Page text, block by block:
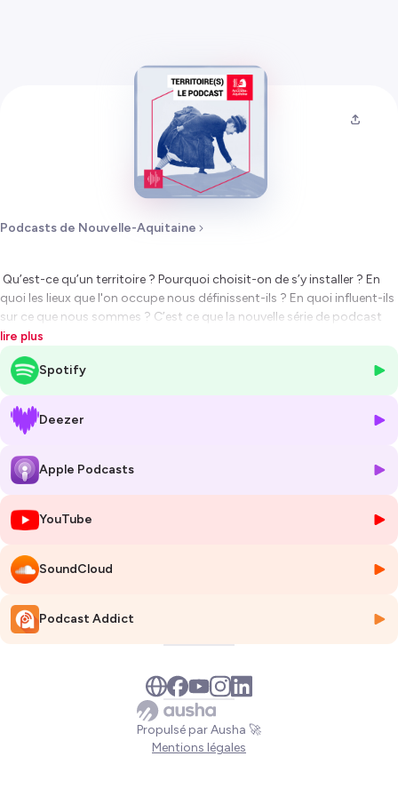
Podcasts de Nouvelle-Aquitaine
Qu’est-ce qu’un territoire ? Pourquoi choisit-on de s’y installer ? En
quoi les lieux que l'on occupe nous définissent-ils ? En quoi influent-ils
sur ce que nous sommes ? C’est ce que la nouvelle série de podcast
"Territoire(s)" initiée par la Région Nouvelle-Aquitaine, propose
d’explorer.
A travers 13 épisodes, dans chaque département de Nouvelle-
Podcastine a organisé la rencontre de 2 néo-aquitains. L’un d’eux y a
toujours vécu, le deuxième y est arrivé plus récemment.
région la plus vaste de France et sur les liens étroits entre identité et
territoires. Pour ce onzième épisode, direction la Corrèze, à la
rencontre de Martine et Pierre.
Hébergé par Ausha. Visitez
pour plus d'informations.
lire plus
Spotify
Deezer
Apple Podcasts
YouTube
SoundCloud
Podcast Addict
Propulsé par Ausha 🚀
Mentions légales